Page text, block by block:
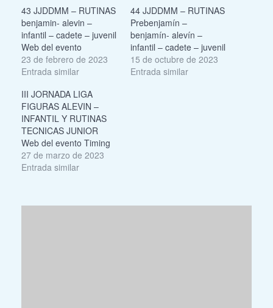
43 JJDDMM – RUTINAS
benjamin- alevin –
infantil – cadete – juvenil
Web del evento
23 de febrero de 2023
Entrada similar
44 JJDDMM – RUTINAS
Prebenjamín –
benjamín- alevín –
infantil – cadete – juvenil
15 de octubre de 2023
Entrada similar
III JORNADA LIGA
FIGURAS ALEVIN –
INFANTIL Y RUTINAS
TECNICAS JUNIOR
Web del evento Timing
27 de marzo de 2023
Entrada similar